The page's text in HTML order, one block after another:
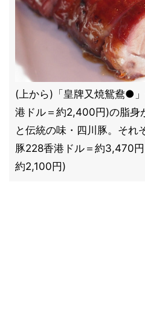
(上から)「皇牌又焼鴛鴦●
港ドル＝約2,400円)の脂身
と伝統の味・四川豚。それ
豚228香港ドル＝約3,470
約2,100円)